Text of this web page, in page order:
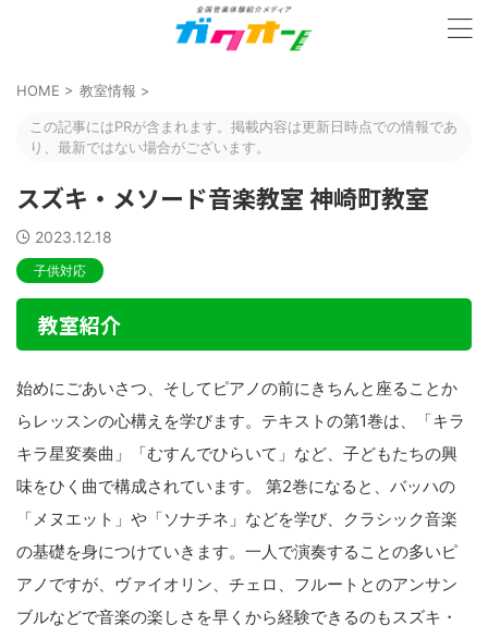
HOME > 教室情報 >
この記事にはPRが含まれます。掲載内容は更新日時点での情報であ
り、最新ではない場合がございます。
スズキ・メソード音楽教室 神崎町教室
2023.12.18
子供対応
教室紹介
始めにごあいさつ、そしてピアノの前にきちんと座ることか
らレッスンの心構えを学びます。テキストの第1巻は、「キラ
キラ星変奏曲」「むすんでひらいて」など、子どもたちの興
味をひく曲で構成されています。 第2巻になると、バッハの
「メヌエット」や「ソナチネ」などを学び、クラシック音楽
の基礎を身につけていきます。一人で演奏することの多いピ
アノですが、ヴァイオリン、チェロ、フルートとのアンサン
ブルなどで音楽の楽しさを早くから経験できるのもスズキ・